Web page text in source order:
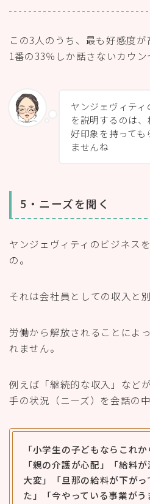
この3人のうち、最も好感度が
1番の33％しか話さないカウン
ヤンジェヴィテ
を説明するのは、
好印象を持っても
ませんね
5・ニーズを聞く
ヤンジェヴィティのビジネス
の。
それは会社員としての収入と
労働から解放されることによ
れません。
例えば「継続的な収入」など
手の状況（ニーズ）を会話の
「小学生の子どもならこれ
「親の介護が心配」「給料
大変」「旦那の給料が下が
た」「今やっている事業がう